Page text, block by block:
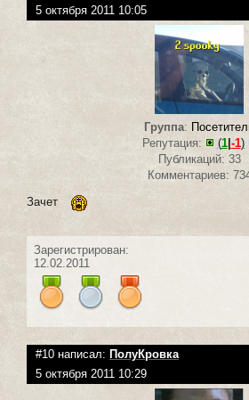
5 октября 2011 10:05
Группа:
Репутация:
(1| -1)
Публикаций: 33
Комментариев:
Зачет
Зарегистрирован:
12.02.2011
#10 написал: ПолуКровка
5 октября 2011 10:29